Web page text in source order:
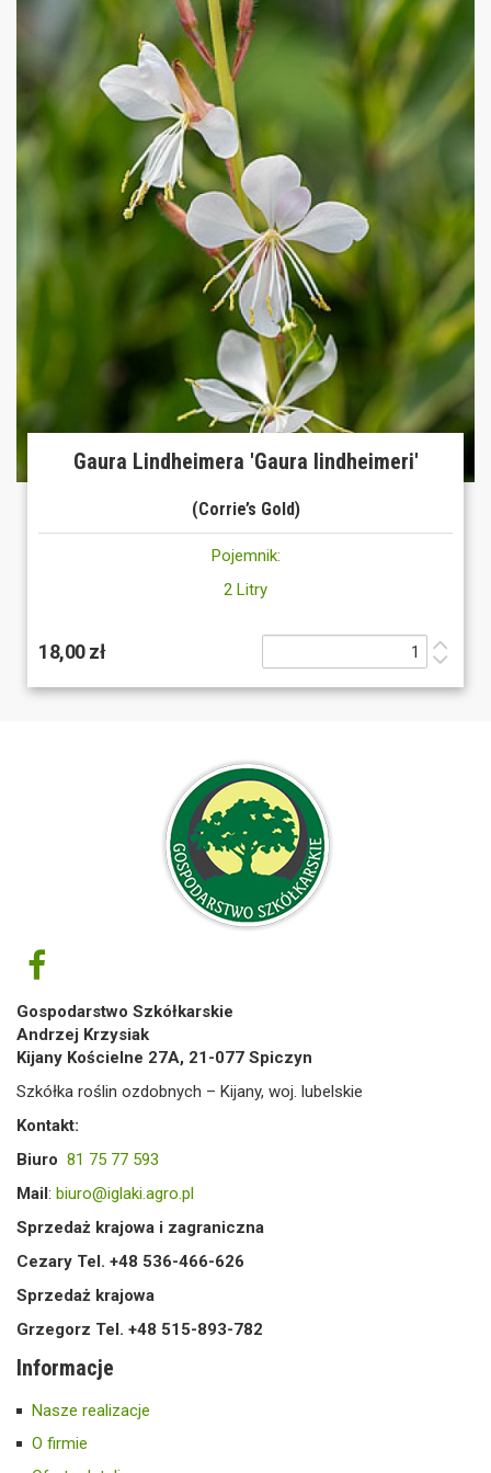
Gaura Lindheimera 'Gaura lindheimeri'
(Corrie’s Gold)
Pojemnik:
2 Litry
18,00 zł
Gospodarstwo Szkółkarskie
Andrzej Krzysiak
Kijany Kościelne 27A, 21-077 Spiczyn
Szkółka roślin ozdobnych – Kijany, woj. lubelskie
Kontakt:
Biuro 81 75 77 593
Mail : biuro@iglaki.agro.pl
Sprzedaż krajowa i zagraniczna
Cezary Tel. +48 536-466-626
Sprzedaż krajowa
Grzegorz Tel. +48 515-893-782
Informacje
Nasze realizacje
O firmie